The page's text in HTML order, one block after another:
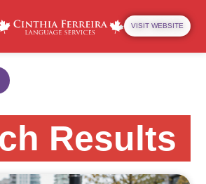
VISIT WEBSITE
Results